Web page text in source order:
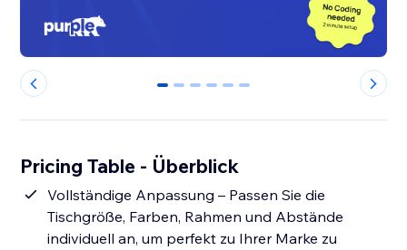
0 1 2 3 4 5
Pricing Table - Überblick
Vollständige Anpassung – Passen Sie die
Tischgröße, Farben, Rahmen und Abstände
individuell an, um perfekt zu Ihrer Marke zu